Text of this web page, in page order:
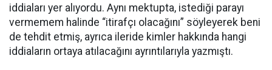
iddiaları yer alıyordu. Aynı mektupta, istediği parayı
vermemem halinde “itirafçı olacağını” söyleyerek beni
de tehdit etmiş, ayrıca ileride kimler hakkında hangi
iddiaların ortaya atılacağını ayrıntılarıyla yazmıştı.